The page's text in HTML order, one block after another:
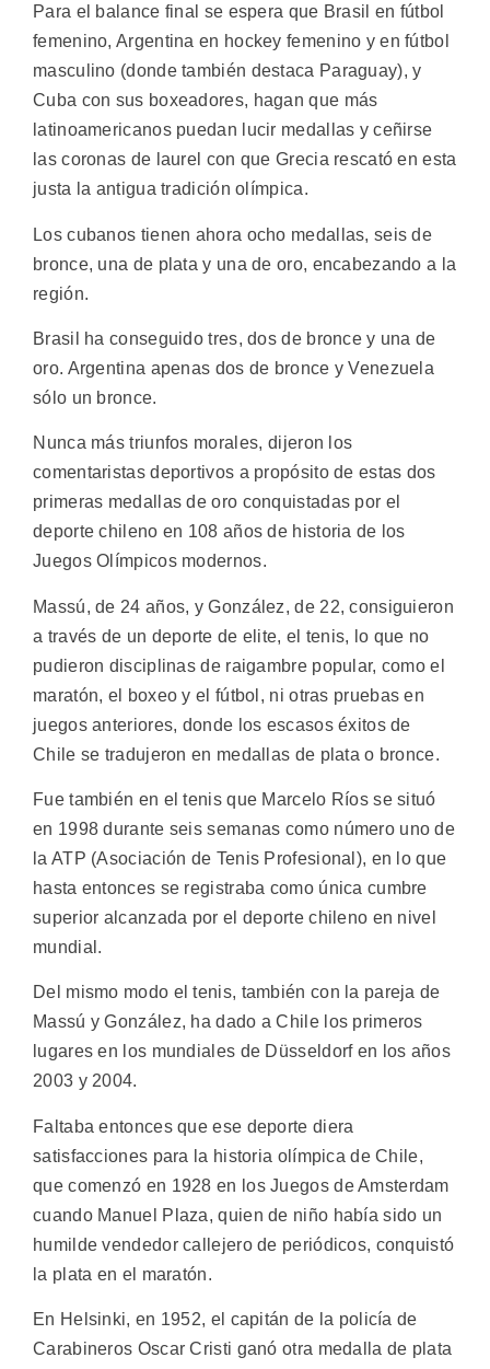
Para el balance final se espera que Brasil en fútbol
femenino, Argentina en hockey femenino y en fútbol
masculino (donde también destaca Paraguay), y
Cuba con sus boxeadores, hagan que más
latinoamericanos puedan lucir medallas y ceñirse
las coronas de laurel con que Grecia rescató en esta
justa la antigua tradición olímpica.
Los cubanos tienen ahora ocho medallas, seis de
bronce, una de plata y una de oro, encabezando a la
región.
Brasil ha conseguido tres, dos de bronce y una de
oro. Argentina apenas dos de bronce y Venezuela
sólo un bronce.
Nunca más triunfos morales, dijeron los
comentaristas deportivos a propósito de estas dos
primeras medallas de oro conquistadas por el
deporte chileno en 108 años de historia de los
Juegos Olímpicos modernos.
Massú, de 24 años, y González, de 22, consiguieron
a través de un deporte de elite, el tenis, lo que no
pudieron disciplinas de raigambre popular, como el
maratón, el boxeo y el fútbol, ni otras pruebas en
juegos anteriores, donde los escasos éxitos de
Chile se tradujeron en medallas de plata o bronce.
Fue también en el tenis que Marcelo Ríos se situó
en 1998 durante seis semanas como número uno de
la ATP (Asociación de Tenis Profesional), en lo que
hasta entonces se registraba como única cumbre
superior alcanzada por el deporte chileno en nivel
mundial.
Del mismo modo el tenis, también con la pareja de
Massú y González, ha dado a Chile los primeros
lugares en los mundiales de Düsseldorf en los años
2003 y 2004.
Faltaba entonces que ese deporte diera
satisfacciones para la historia olímpica de Chile,
que comenzó en 1928 en los Juegos de Amsterdam
cuando Manuel Plaza, quien de niño había sido un
humilde vendedor callejero de periódicos, conquistó
la plata en el maratón.
En Helsinki, en 1952, el capitán de la policía de
Carabineros Oscar Cristi ganó otra medalla de plata